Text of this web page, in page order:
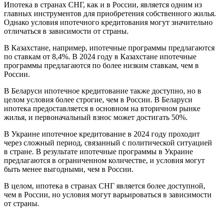
Ипотека в странах СНГ, как и в России, является одним из
главных инструментов для приобретения собственного жилья.
Однако условия ипотечного кредитования могут значительно
отличаться в зависимости от страны.
В Казахстане, например, ипотечные программы предлагаются
по ставкам от 8,4%. В 2024 году в Казахстане ипотечные
программы предлагаются по более низким ставкам, чем в
России.
В Беларуси ипотечное кредитование также доступно, но в
целом условия более строгие, чем в России. В Беларуси
ипотека предоставляется в основном на вторичном рынке
жилья, и первоначальный взнос может достигать 50%.
В Украине ипотечное кредитование в 2024 году проходит
через сложный период, связанный с политической ситуацией
в стране. В результате ипотечные программы в Украине
предлагаются в ограниченном количестве, и условия могут
быть менее выгодными, чем в России.
В целом, ипотека в странах СНГ является более доступной,
чем в России, но условия могут варьироваться в зависимости
от страны.